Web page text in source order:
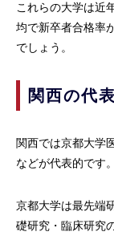
これらの大学は近
均で新卒者合格率
でしょう。
関西の代
関西では京都大学
などが代表的です。
京都大学は最先端
礎研究・臨床研究